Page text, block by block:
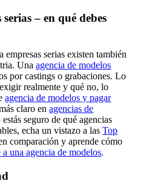
– en qué debes
empresas serias existen también
Unaagencia de modelos
por castings o grabaciones. Lo
realmente y qué no, lo
agencia de modelos y pagar
claro enagencias de
seguro de qué agencias
echa un vistazo a lasTop
comparación y aprende cómo
una agencia de modelos.